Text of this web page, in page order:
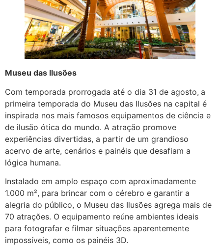
Museu das Ilusões
Com temporada prorrogada até o dia 31 de agosto, a
primeira temporada do Museu das Ilusões na capital é
inspirada nos mais famosos equipamentos de ciência e
de ilusão ótica do mundo. A atração promove
experiências divertidas, a partir de um grandioso
acervo de arte, cenários e painéis que desafiam a
lógica humana.
Instalado em amplo espaço com aproximadamente
1.000 m², para brincar com o cérebro e garantir a
alegria do público, o Museu das Ilusões agrega mais de
70 atrações. O equipamento reúne ambientes ideais
para fotografar e filmar situações aparentemente
impossíveis, como os painéis 3D.